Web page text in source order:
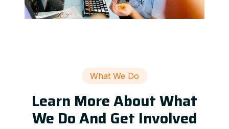
What We Do
Learn More About What
We Do And Get Involved